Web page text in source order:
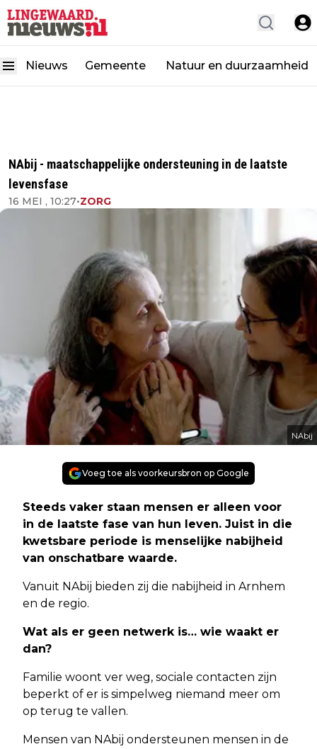
Nieuws Gemeente Natuur en duurzaamheid
NAbij - maatschappelijke ondersteuning in de laatste
levensfase
16 MEI , 10:27•ZORG
NAbij
Voeg toe als voorkeursbron op Google
Steeds vaker staan mensen er alleen voor
in de laatste fase van hun leven. Juist in die
kwetsbare periode is menselijke nabijheid
van onschatbare waarde.
Vanuit NAbij bieden zij die nabijheid in Arnhem
en de regio.
Wat als er geen netwerk is… wie waakt er
dan?
Familie woont ver weg, sociale contacten zijn
beperkt of er is simpelweg niemand meer om
op terug te vallen.
Mensen van NAbij ondersteunen mensen in de